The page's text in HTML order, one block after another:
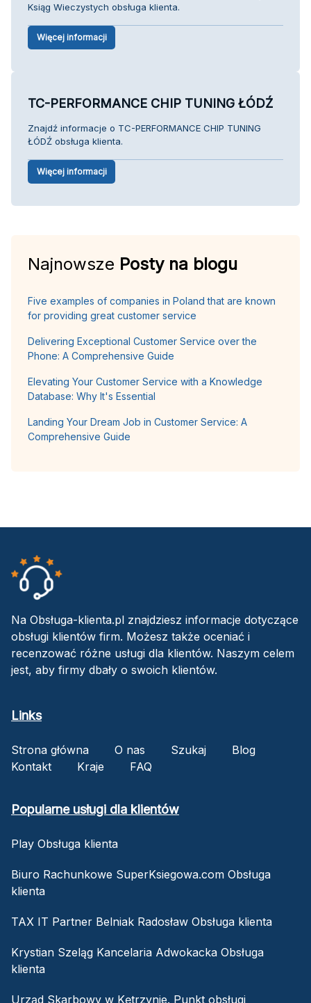
Ksiąg Wieczystych obsługa klienta.
Więcej informacji
TC-PERFORMANCE CHIP TUNING ŁÓDŹ
Znajdź informacje o TC-PERFORMANCE CHIP TUNING
ŁÓDŹ obsługa klienta.
Więcej informacji
Najnowsze Posty na blogu
Five examples of companies in Poland that are known
for providing great customer service
Delivering Exceptional Customer Service over the
Phone: A Comprehensive Guide
Elevating Your Customer Service with a Knowledge
Database: Why It's Essential
Landing Your Dream Job in Customer Service: A
Comprehensive Guide
Na Obsługa-klienta.pl znajdziesz informacje dotyczące
obsługi klientów firm. Możesz także oceniać i
recenzować różne usługi dla klientów. Naszym celem
jest, aby firmy dbały o swoich klientów.
Links
Strona główna O nas Szukaj
Blog
Kontakt
Kraje FAQ
Popularne usługi dla klientów
Play Obsługa klienta
Biuro Rachunkowe SuperKsiegowa.com Obsługa
klienta
TAX IT Partner Belniak Radosław Obsługa klienta
Krystian Szeląg Kancelaria Adwokacka Obsługa
klienta
Urząd Skarbowy w Kętrzynie. Punkt obsługi